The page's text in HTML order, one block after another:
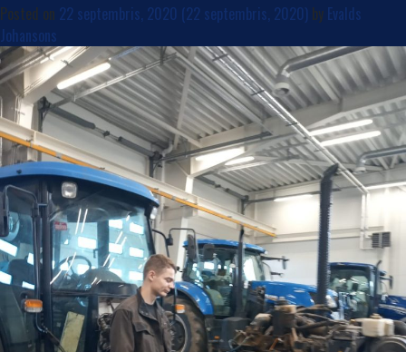
Posted on 22 septembris, 2020 (22 septembris, 2020) by Evalds
Johansons